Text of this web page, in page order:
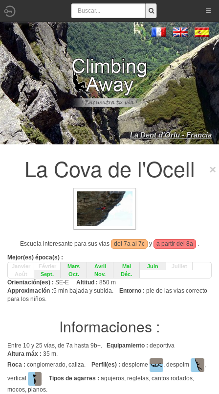
La Dent d'Orlu - Francia
La Cova de l'Ocell
Escuela interesante para sus vías del 7a al 7c y a partir del 8a
.
Mejor(es) época(s) :
Janvier Février Mars Avril Mai Juin
Juillet
Août
Sept. Oct. Nov. Déc.
Orientación(es) : SE-E Altitud : 850 m
Approximación :5 min bajada y subida. Entorno : pie de las vías correcto
para los niños.
Informaciones :
Entre 10 y 25 vías, de 7a hasta 9b+. Equipamiento : deportiva
Altura máx : 35 m.
Roca : conglomerado, caliza. Perfil(es) : desplome , despolm
,
vertical
. Tipos de agarres : agujeros, regletas, cantos rodados,
mocos, planos.